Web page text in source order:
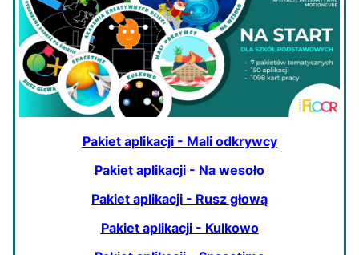
Pakiet aplikacji - Mali odkrywcy
Pakiet aplikacji - Na wesoło
Pakiet aplikacji - Rusz głową
Pakiet aplikacji - Kulkowo